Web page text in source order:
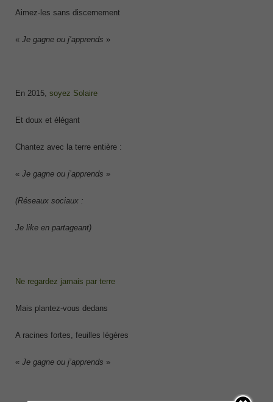
Aimez-les sans discernement
« Je gagne ou j’apprends »
En 2015, soyez Solaire
Et doux et élégant
Chantez avec la terre entière :
« Je gagne ou j’apprends »
(Réseaux sociaux :
Je like en partageant)
Ne regardez jamais par terre
Mais plantez-vous dedans
A racines fortes, feuilles légères
« Je gagne ou j’apprends »